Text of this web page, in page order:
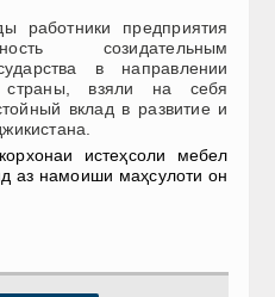
работники предприятия
созидательным
в направлении
страны, взяли на себя
вклад в развитие и